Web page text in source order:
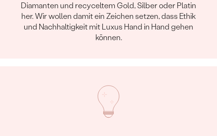
Diamanten und recyceltem Gold, Silber oder Platin
her. Wir wollen damit ein Zeichen setzen, dass Ethik
und Nachhaltigkeit mit Luxus Hand in Hand gehen
können.